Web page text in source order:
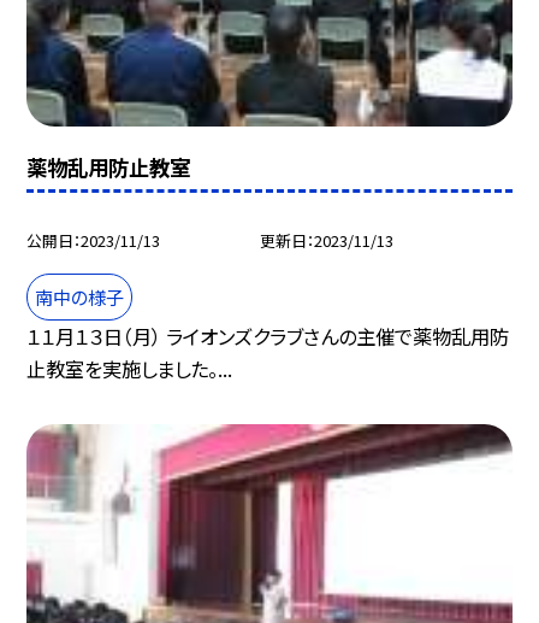
薬物乱用防止教室
公開日 2023/11/13 更新日 2023/11/13
南中の様子
１１月１３日（月） ライオンズクラブさんの主催で薬物乱用防
止教室を実施しました。...